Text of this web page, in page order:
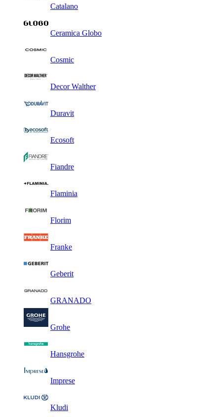
Catalano
Ceramica Globo
Cosmic
Decor Walther
Duravit
Ecosoft
Fiandre
Flaminia
Florim
Franke
Geberit
GRANADO
Grohe
Hansgrohe
Imprese
Kludi